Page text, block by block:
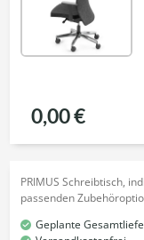
0,00 €
PRIMUS Schreibtisch,
passenden
Geplante